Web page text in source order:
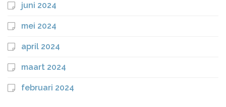
juni 2024
mei 2024
april 2024
maart 2024
februari 2024